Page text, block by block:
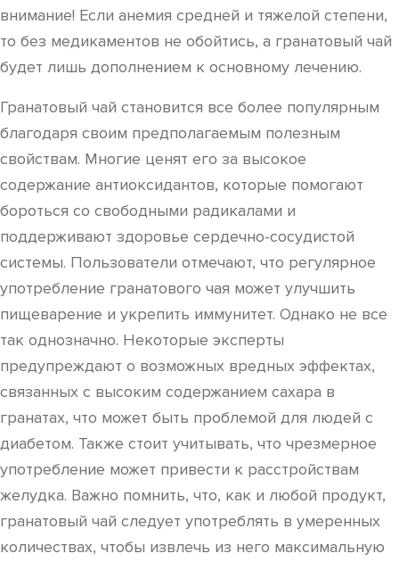
внимание! Если анемия средней и тяжелой степени,
то без медикаментов не обойтись, а гранатовый чай
будет лишь дополнением к основному лечению.
Гранатовый чай становится все более популярным
благодаря своим предполагаемым полезным
свойствам. Многие ценят его за высокое
содержание антиоксидантов, которые помогают
бороться со свободными радикалами и
поддерживают здоровье сердечно-сосудистой
системы. Пользователи отмечают, что регулярное
употребление гранатового чая может улучшить
пищеварение и укрепить иммунитет. Однако не все
так однозначно. Некоторые эксперты
предупреждают о возможных вредных эффектах,
связанных с высоким содержанием сахара в
гранатах, что может быть проблемой для людей с
диабетом. Также стоит учитывать, что чрезмерное
употребление может привести к расстройствам
желудка. Важно помнить, что, как и любой продукт,
гранатовый чай следует употреблять в умеренных
количествах, чтобы извлечь из него максимальную